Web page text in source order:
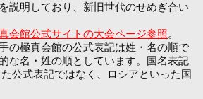
説明しており、新旧世代のせめぎ合い
会館公式サイトの大会ページ参照。
の極真会館の公式表記は姓・名の順で
な名・姓の順としています。国名表記
公式表記ではなく、ロシアといった国